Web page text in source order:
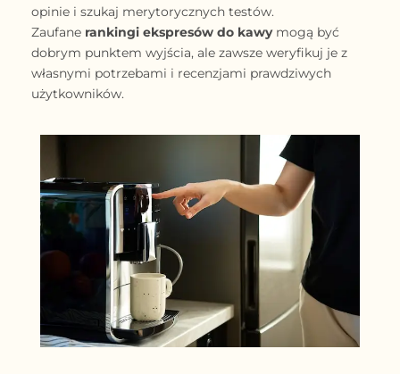
opinie i szukaj merytorycznych testów.
Zaufane rankingi ekspresów do kawy mogą być
dobrym punktem wyjścia, ale zawsze weryfikuj je z
własnymi potrzebami i recenzjami prawdziwych
użytkowników.